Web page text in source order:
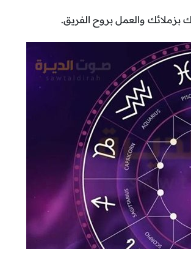
بزملائك والعمل بروح الفريق.